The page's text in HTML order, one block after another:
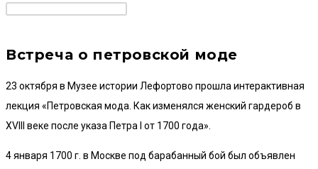
Встреча о петровской моде
23 октября в Музее истории Лефортово прошла интерактивная
лекция «Петровская мода. Как изменялся женский гардероб в
XVIII веке после указа Петра I от 1700 года».
4 января 1700 г. в Москве под барабанный бой был объявлен